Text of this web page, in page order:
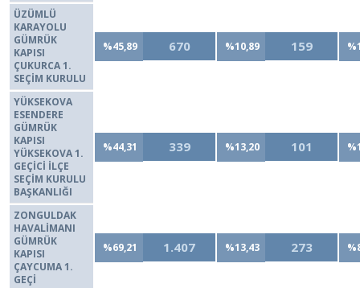
ÜZÜMLÜ
KARAYOLU
GÜMRÜK
KAPISI
ÇUKURCA 1.
SEÇİM KURULU
%45,89 670 %10,89 159
YÜKSEKOVA
ESENDERE
GÜMRÜK
KAPISI
YÜKSEKOVA 1.
GEÇİCİ İLÇE
SEÇİM KURULU
BAŞKANLIĞI
%44,31 339 %13,20 101
ZONGULDAK
HAVALİMANI
GÜMRÜK
KAPISI
ÇAYCUMA 1.
GEÇİ
%69,21 1.407 %13,43 273